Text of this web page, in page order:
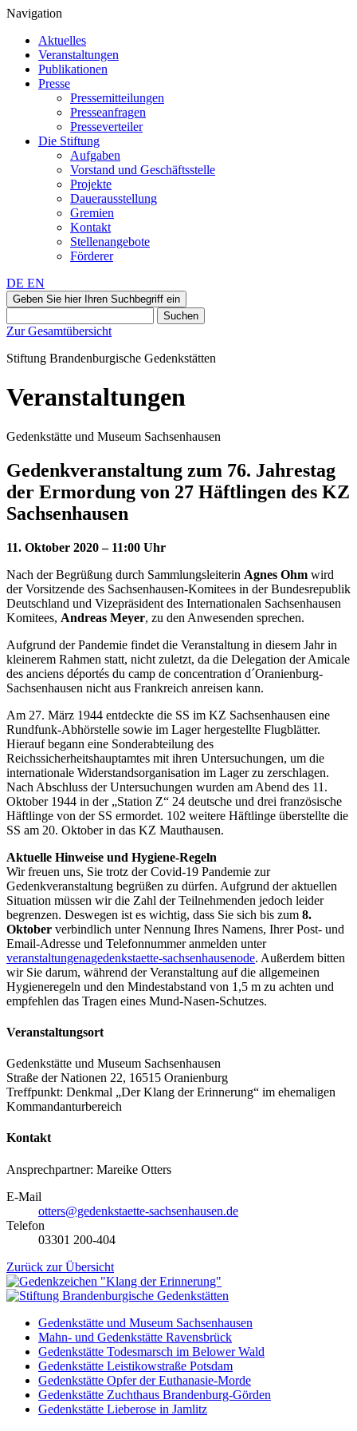
Navigation
Aktuelles
Veranstaltungen
Publikationen
Presse
Pressemitteilungen
Presseanfragen
Presseverteiler
Die Stiftung
Aufgaben
Vorstand und Geschäftsstelle
Projekte
Dauerausstellung
Gremien
Kontakt
Stellenangebote
Förderer
DE EN
Geben Sie hier Ihren Suchbegriff ein
Suchen
Zur Gesamtübersicht
Stiftung Brandenburgische Gedenkstätten
Veranstaltungen
Gedenkstätte und Museum Sachsenhausen
Gedenkveranstaltung zum 76. Jahrestag
der Ermordung von 27 Häftlingen des KZ
Sachsenhausen
11. Oktober 2020 – 11:00 Uhr
Nach der Begrüßung durch Sammlungsleiterin Agnes Ohm wird
der Vorsitzende des Sachsenhausen-Komitees in der Bundesrepublik
Deutschland und Vizepräsident des Internationalen Sachsenhausen
Komitees, Andreas Meyer, zu den Anwesenden sprechen.
Aufgrund der Pandemie findet die Veranstaltung in diesem Jahr in
kleinerem Rahmen statt, nicht zuletzt, da die Delegation der Amicale
des anciens déportés du camp de concentration d´Oranienburg-
Sachsenhausen nicht aus Frankreich anreisen kann.
Am 27. März 1944 entdeckte die SS im KZ Sachsenhausen eine
Rundfunk-Abhörstelle sowie im Lager hergestellte Flugblätter.
Hierauf begann eine Sonderabteilung des
Reichssicherheitshauptamtes mit ihren Untersuchungen, um die
internationale Widerstandsorganisation im Lager zu zerschlagen.
Nach Abschluss der Untersuchungen wurden am Abend des 11.
Oktober 1944 in der „Station Z“ 24 deutsche und drei französische
Häftlinge von der SS ermordet. 102 weitere Häftlinge überstellte die
SS am 20. Oktober in das KZ Mauthausen.
Aktuelle Hinweise und Hygiene-Regeln
Wir freuen uns, Sie trotz der Covid-19 Pandemie zur
Gedenkveranstaltung begrüßen zu dürfen. Aufgrund der aktuellen
Situation müssen wir die Zahl der Teilnehmenden jedoch leider
begrenzen. Deswegen ist es wichtig, dass Sie sich bis zum 8.
Oktober verbindlich unter Nennung Ihres Namens, Ihrer Post- und
Email-Adresse und Telefonnummer anmelden unter
veranstaltungenagedenkstaette-sachsenhausenode. Außerdem bitten
wir Sie darum, während der Veranstaltung auf die allgemeinen
Hygieneregeln und den Mindestabstand von 1,5 m zu achten und
empfehlen das Tragen eines Mund-Nasen-Schutzes.
Veranstaltungsort
Gedenkstätte und Museum Sachsenhausen
Straße der Nationen 22, 16515 Oranienburg
Treffpunkt: Denkmal „Der Klang der Erinnerung“ im ehemaligen
Kommandanturbereich
Kontakt
Ansprechpartner: Mareike Otters
E-Mail
otters@gedenkstaette-sachsenhausen.de
Telefon
03301 200-404
Zurück zur Übersicht
Gedenkstätte und Museum Sachsenhausen
Mahn- und Gedenkstätte Ravensbrück
Gedenkstätte Todesmarsch im Belower Wald
Gedenkstätte Leistikowstraße Potsdam
Gedenkstätte Opfer der Euthanasie-Morde
Gedenkstätte Zuchthaus Brandenburg-Görden
Gedenkstätte Lieberose in Jamlitz